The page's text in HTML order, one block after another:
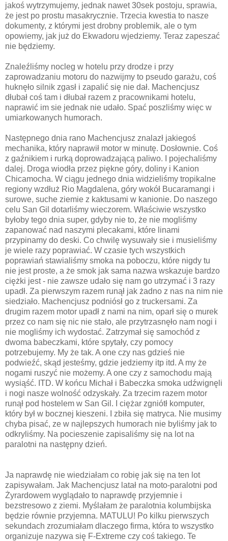
jakoś wytrzymujemy, jednak nawet 30sek postoju, sprawia,
że jest po prostu masakrycznie. Trzecia kwestia to nasze
dokumenty, z którymi jest drobny problemik, ale o tym
opowiemy, jak już do Ekwadoru wjedziemy. Teraz zapeszać
nie będziemy.
Znaleźliśmy nocleg w hotelu przy drodze i przy
zaprowadzaniu motoru do nazwijmy to pseudo garażu, coś
huknęło silnik zgasł i zapalić się nie dał. Machencjusz
dłubał coś tam i dłubał razem z pracownikami hotelu,
naprawić im sie jednak nie udało. Spać poszliśmy więc w
umiarkowanych humorach.
Następnego dnia rano Machencjusz znalazł jakiegoś
mechanika, który naprawił motor w minutę. Dosłownie. Coś
z gaźnikiem i rurką doprowadzającą paliwo. I pojechaliśmy
dalej. Droga wiodła przez piękne góry, doliny i Kanion
Chicamocha. W ciągu jednego dnia widzieliśmy tropikalne
regiony wzdłuż Rio Magdalena, góry wokół Bucaramangi i
surowe, suche ziemie z kaktusami w kanionie. Do naszego
celu San Gil dotarliśmy wieczorem. Właściwie wszystko
byłoby tego dnia super, gdyby nie to, że nie mogliśmy
zapanować nad naszymi plecakami, które linami
przypinamy do deski. Co chwilę wysuwały sie i musieliśmy
je wiele razy poprawiać. W czasie tych wszystkich
poprawiań stawialiśmy smoka na poboczu, które nigdy tu
nie jest proste, a że smok jak sama nazwa wskazuje bardzo
ciężki jest - nie zawsze udało się nam go utrzymać i 3 razy
upadł. Za pierwszym razem runął jak żadno z nas na nim nie
siedziało. Machencjusz podniósł go z truckersami. Za
drugim razem motor upadł z nami na nim, oparł się o murek
przez co nam się nic nie stało, ale przytrzasnęło nam nogi i
nie mogliśmy ich wydostać. Zatrzymał się samochód z
dwoma babeczkami, które spytały, czy pomocy
potrzebujemy. My że tak. A one czy nas gdzieś nie
podwieźć, skąd jesteśmy, gdzie jedziemy itp itd. A my że
nogami ruszyć nie możemy. A one czy z samochodu mają
wysiąść. ITD. W końcu Michał i Babeczka smoka udźwignęli
i nogi nasze wolność odzyskały. Za trzecim razem motor
runął pod hostelem w San Gil. I ciężar zgniótł komputer,
który był w bocznej kieszeni. I zbiła się matryca. Nie musimy
chyba pisać, ze w najlepszych humorach nie byliśmy jak to
odkryliśmy. Na pocieszenie zapisaliśmy się na lot na
paralotni na następny dzień.
Ja naprawdę nie wiedziałam co robię jak się na ten lot
zapisywałam. Jak Machencjusz latał na moto-paralotni pod
Żyrardowem wyglądało to naprawdę przyjemnie i
bezstresowo z ziemi. Myślałam że paralotnia kolumbijska
będzie równie przyjemna. MATULU! Po kilku pierwszych
sekundach zrozumiałam dlaczego firma, która to wszystko
organizuje nazywa się F-Extreme czy coś takiego. Te